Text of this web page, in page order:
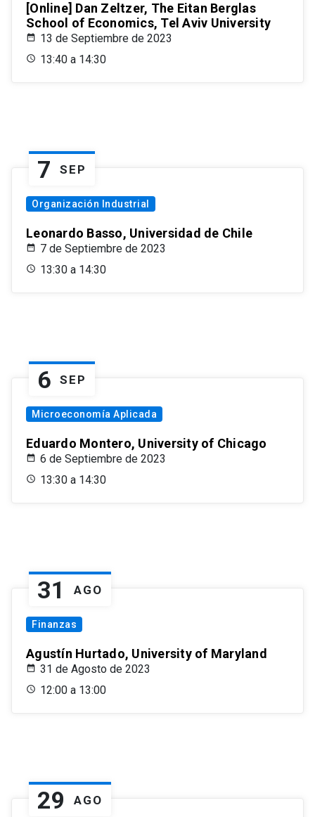
[Online] Dan Zeltzer, The Eitan Berglas
School of Economics, Tel Aviv University
13 de Septiembre de 2023
13:40 a 14:30
7 SEP
Organización Industrial
Leonardo Basso, Universidad de Chile
7 de Septiembre de 2023
13:30 a 14:30
6 SEP
Microeconomía Aplicada
Eduardo Montero, University of Chicago
6 de Septiembre de 2023
13:30 a 14:30
31 AGO
Finanzas
Agustín Hurtado, University of Maryland
31 de Agosto de 2023
12:00 a 13:00
29 AGO